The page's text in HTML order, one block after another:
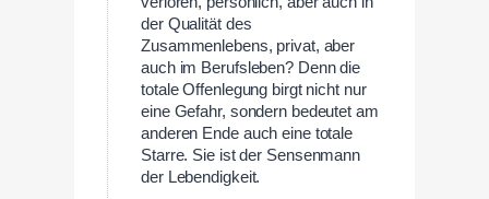
der Qualität des
Zusammenlebens, privat, aber
auch im Berufsleben? Denn die
totale Offenlegung birgt nicht nur
eine Gefahr, sondern bedeutet am
anderen Ende auch eine totale
Starre. Sie ist der Sensenmann
der Lebendigkeit.